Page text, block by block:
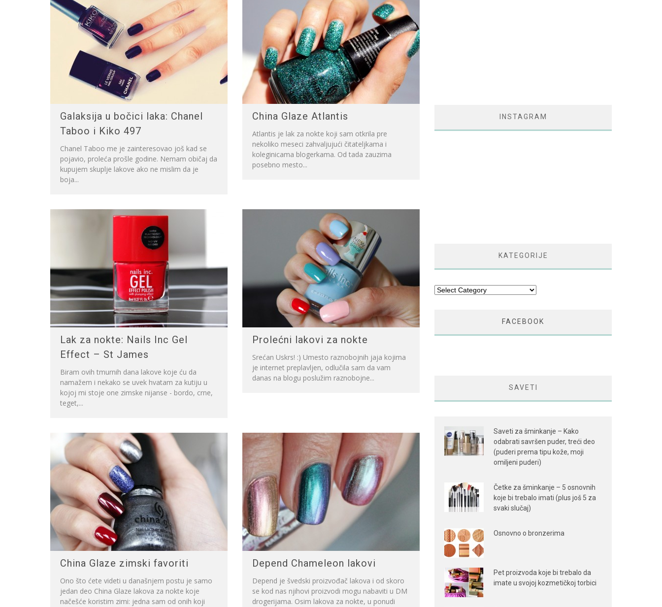
Galaksija u bočici laka: Chanel
Taboo i Kiko 497
Chanel Taboo me je zainteresovao još kad se
pojavio, proleća prošle godine. Nemam običaj da
kupujem skuplje lakove ako ne mislim da je
boja...
China Glaze Atlantis
Atlantis je lak za nokte koji sam otkrila pre
nekoliko meseci zahvaljujući čitateljkama i
koleginicama blogerkama. Od tada zauzima
posebno mesto...
Lak za nokte: Nails Inc Gel
Effect – St James
Biram ovih tmurnih dana lakove koje ću da
namažem i nekako se uvek hvatam za kutiju u
kojoj mi stoje one zimske nijanse - bordo, crne,
teget,...
Prolećni lakovi za nokte
Srećan Uskrs! :) Umesto raznobojnih jaja kojima
je internet preplavljen, odlučila sam da vam
danas na blogu poslužim raznobojne...
China Glaze zimski favoriti
Ono što ćete videti u današnjem postu je samo
jedan deo China Glaze lakova za nokte koje
načešće koristim zimi: jedna sam od onih koji
Depend Chameleon lakovi
Depend je švedski proizvođač lakova i od skoro
se kod nas njihovi proizvodi mogu nabaviti u DM
drogerijama. Osim lakova za nokte, u ponudi
INSTAGRAM
KATEGORIJE
Kategorije
FACEBOOK
SAVETI
Saveti za šminkanje – Kako
odabrati savršen puder, treći deo
(puderi prema tipu kože, moji
omiljeni puderi)
Četke za šminkanje – 5 osnovnih
koje bi trebalo imati (plus još 5 za
svaki slučaj)
Osnovno o bronzerima
Pet proizvoda koje bi trebalo da
imate u svojoj kozmetičkoj torbici